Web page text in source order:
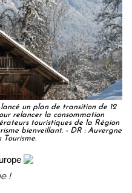
un plan de transition de 12
relancer la consommation
touristiques de la Région
bienveillant. - DR : Auvergne
Tourisme.
!